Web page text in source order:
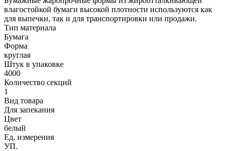
влагостойкой бумаги высокой плотности используются как
для выпечки, так и для транспортировки или продажи.
Тип материала
Бумага
Форма
круглая
Штук в упаковке
4000
Количество секций
1
Вид товара
Для запекания
Цвет
белый
Ед. измерения
УП.